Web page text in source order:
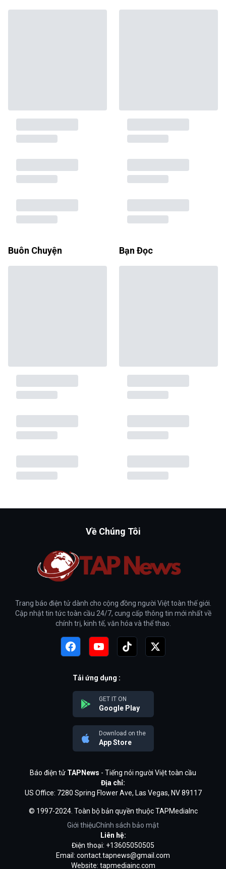
Buôn Chuyện Bạn Đọc
Về Chúng Tôi
Trang báo điện tử dành cho cộng đồng người Việt toàn thế giới.
Cập nhật tin tức toàn cầu 24/7, cung cấp thông tin mới nhất về
chính trị, kinh tế, văn hóa và thể thao.
Tải ứng dụng :
GET IT ON
Google Play
Download on the
App Store
Báo điện tử TAPNews - Tiếng nói người Việt toàn cầu
Địa chỉ:
US Office: 7280 Spring Flower Ave, Las Vegas, NV 89117
© 1997-2024. Toàn bộ bản quyền thuộc TAPMediaInc
Giới thiệuChính sách bảo mật
Liên hệ:
Điện thoại: +13605050505
Email: contact.tapnews@gmail.com
Website: tapmediainc.com